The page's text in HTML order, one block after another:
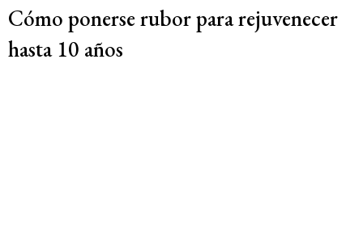
Cómo ponerse rubor para rejuvenecer
hasta 10 años